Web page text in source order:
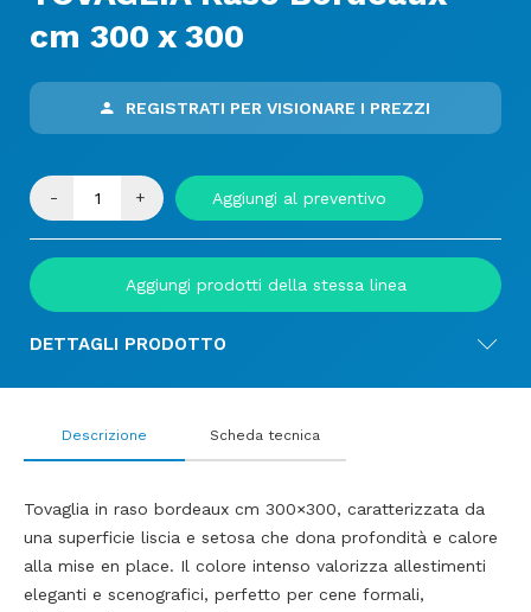
cm 300 x 300
REGISTRATI PER VISIONARE I PREZZI
- + Aggiungi al preventivo
Aggiungi prodotti della stessa linea
DETTAGLI PRODOTTO
Descrizione
Tovaglia in raso bordeaux cm 300×300, caratterizzata da
una superficie liscia e setosa che dona profondità e calore
alla mise en place. Il colore intenso valorizza allestimenti
eleganti e scenografici, perfetto per cene formali,
Scheda tecnica